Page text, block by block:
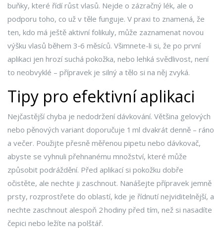
buňky, které řídí růst vlasů. Nejde o zázračný lék, ale o
podporu toho, co už v těle funguje. V praxi to znamená, že
ten, kdo má ještě aktivní folikuly, může zaznamenat novou
výšku vlasů během 3‑6 měsíců. Všimnete-li si, že po první
aplikaci jen hrozí suchá pokožka, nebo lehká svědlivost, není
to neobvyklé – přípravek je silný a tělo si na něj zvyká.
Tipy pro efektivní aplikaci
Nejčastější chyba je nedodržení dávkování. Většina gelových
nebo pěnových variant doporučuje 1 ml dvakrát denně – ráno
a večer. Použijte přesně měřenou pipetu nebo dávkovač,
abyste se vyhnuli přehnanému množství, které může
způsobit podráždění. Před aplikací si pokožku dobře
očistěte, ale nechte ji zaschnout. Nanášejte přípravek jemně
prsty, rozprostřete do oblastí, kde je řídnutí nejviditelnější, a
nechte zaschnout alespoň 2 hodiny před tím, než si nasadíte
čepici nebo ležíte na polštář.